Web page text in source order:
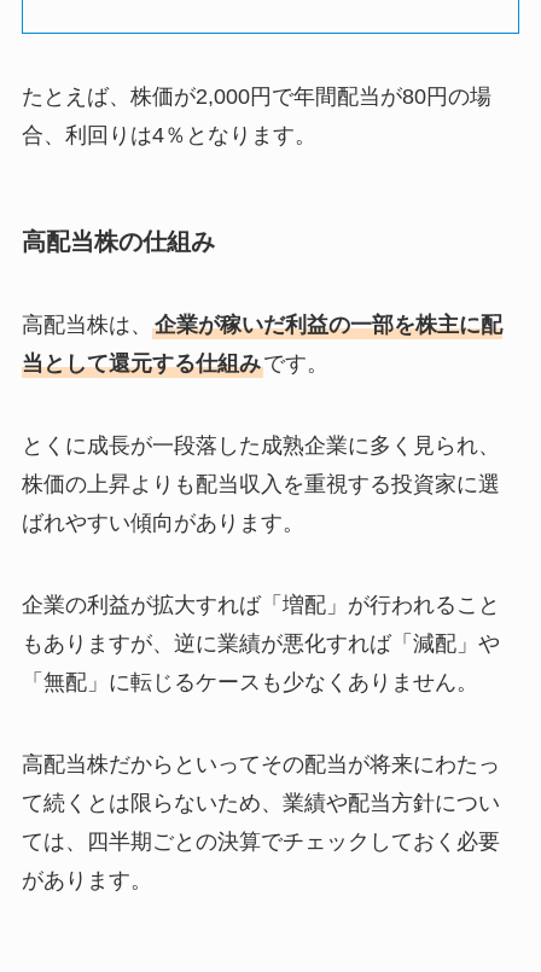
たとえば、株価が2,000円で年間配当が80円の場
合、利回りは4％となります。
高配当株の仕組み
高配当株は、 企業が稼いだ利益の一部を株主に配
当として還元する仕組みです。
とくに成長が一段落した成熟企業に多く見られ、
株価の上昇よりも配当収入を重視する投資家に選
ばれやすい傾向があります。
企業の利益が拡大すれば「増配」が行われること
もありますが、逆に業績が悪化すれば「減配」や
「無配」に転じるケースも少なくありません。
高配当株だからといってその配当が将来にわたっ
て続くとは限らないため、業績や配当方針につい
ては、四半期ごとの決算でチェックしておく必要
があります。